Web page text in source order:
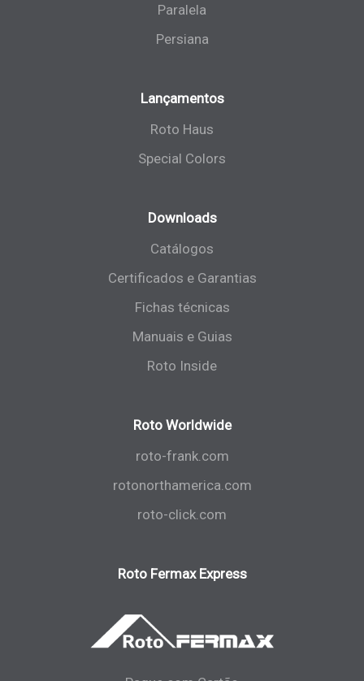
Paralela
Persiana
Lançamentos
Roto Haus
Special Colors
Downloads
Catálogos
Certificados e Garantias
Fichas técnicas
Manuais e Guias
Roto Inside
Roto Worldwide
roto-frank.com
rotonorthamerica.com
roto-click.com
Roto Fermax Express